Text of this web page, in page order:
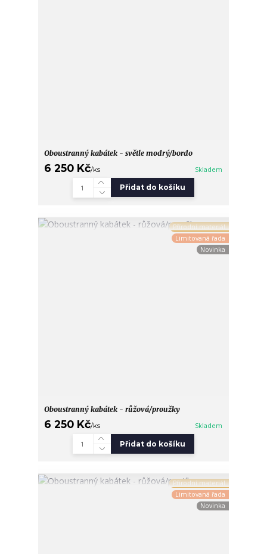
Oboustranný kabátek - světle modrý/bordo
6 250 Kč/ks Skladem
Přidat do košíku
Přírodní materiál
Limitovaná řada
Novinka
Oboustranný kabátek - růžová/proužky
6 250 Kč/ks Skladem
Přidat do košíku
Přírodní materiál
Limitovaná řada
Novinka